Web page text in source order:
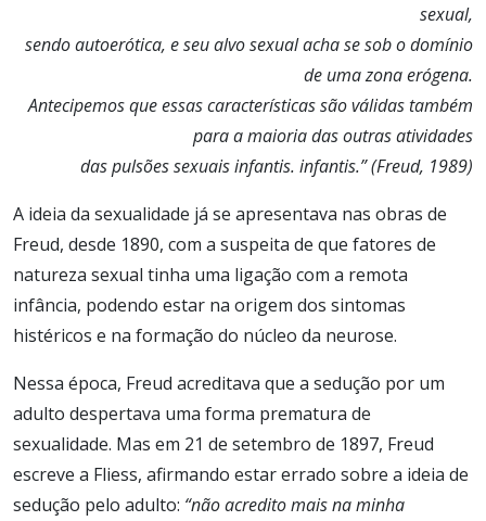
sexual,
sendo autoerótica, e seu alvo sexual acha se sob o domínio
de uma zona erógena.
Antecipemos que essas características são válidas também
para a maioria das outras atividades
das pulsões sexuais infantis. infantis.” (Freud, 1989)
A ideia da sexualidade já se apresentava nas obras de
Freud, desde 1890, com a suspeita de que fatores de
natureza sexual tinha uma ligação com a remota
infância, podendo estar na origem dos sintomas
histéricos e na formação do núcleo da neurose.
Nessa época, Freud acreditava que a sedução por um
adulto despertava uma forma prematura de
sexualidade. Mas em 21 de setembro de 1897, Freud
escreve a Fliess, afirmando estar errado sobre a ideia de
sedução pelo adulto: “não acredito mais na minha